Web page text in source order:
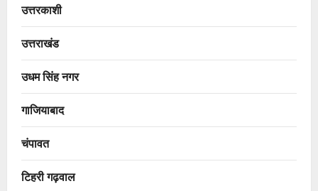
उत्तरकाशी
उत्तराखंड
उधम सिंह नगर
गाजियाबाद
चंपावत
टिहरी गढ़वाल